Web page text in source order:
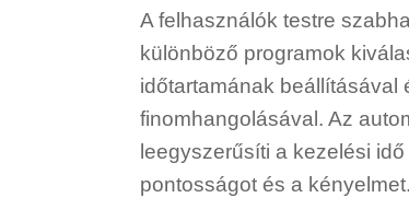
A felhasználók testre
különböző programok
időtartamának beállításával
finomhangolásával. Az
leegyszerűsíti a kezelési
pontosságot és a kényelmet.